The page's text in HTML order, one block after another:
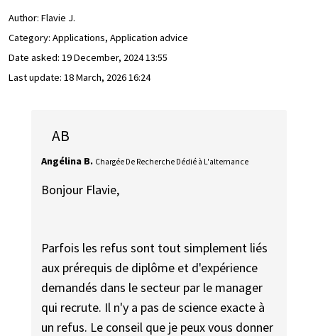
Author: Flavie J.
Category: Applications, Application advice
Date asked: 19 December, 2024 13:55
Last update: 18 March, 2026 16:24
AB
Angélina B. Chargée De Recherche Dédié à L'alternance
Bonjour Flavie,
Parfois les refus sont tout simplement liés
aux prérequis de diplôme et d'expérience
demandés dans le secteur par le manager
qui recrute. Il n'y a pas de science exacte à
un refus. Le conseil que je peux vous donner